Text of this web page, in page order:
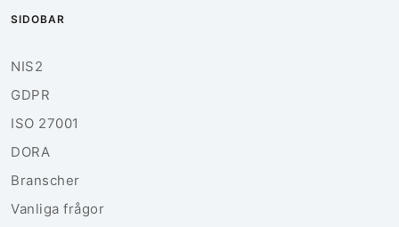
SIDOBAR
NIS2
GDPR
ISO 27001
DORA
Branscher
Vanliga frågor